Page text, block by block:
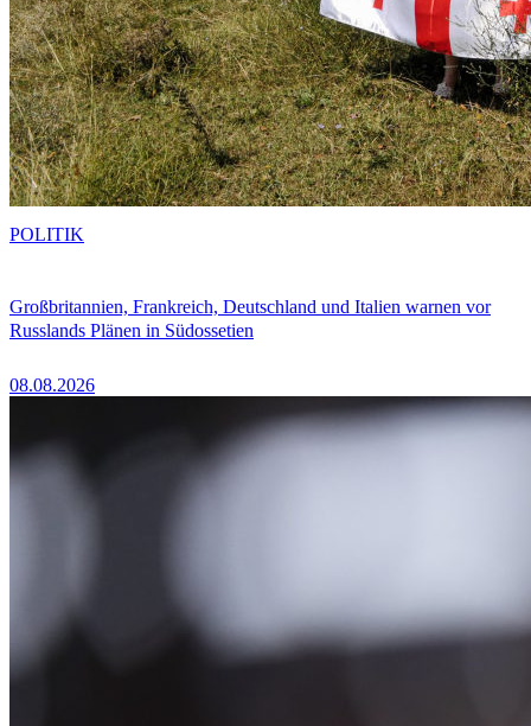
Großbritannien, Frankreich, Deutschland und Italien warnen vor
Russlands Plänen in Südossetien
08.08.2026
POLITIK